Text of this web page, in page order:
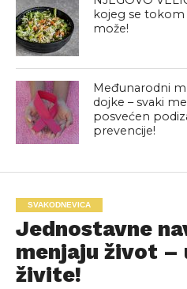
kojeg se
može!
Međunarodni
dojke – svaki
posvećen
prevencije!
SVAKODNEVICA
Jednostavne
menjaju život –
živite!